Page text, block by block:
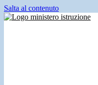
Salta al contenuto